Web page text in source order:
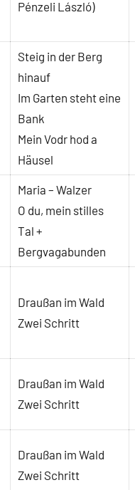
Pénzeli László)
Steig in der Berg
hinauf
Im Garten steht eine
Bank
Mein Vodr hod a
Häusel
Maria – Walzer
O du, mein stilles
Tal +
Bergvagabunden
Draußan im Wald
Zwei Schritt
Draußan im Wald
Zwei Schritt
Draußan im Wald
Zwei Schritt